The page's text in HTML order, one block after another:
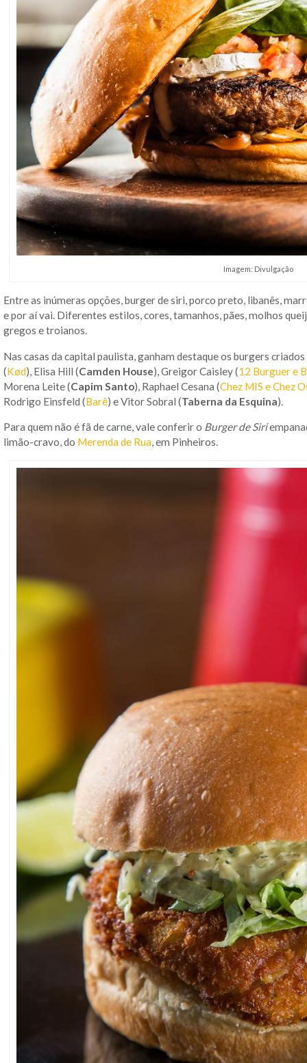
Imagem: Divulgação
Entre as inúmeras opções, burger de siri, porco preto, libanês,
e por aí vai. Diferentes estilos, cores, tamanhos, pães, molhos
gregos e troianos.
Nas casas da capital paulista, ganham destaque os burgers
(Kød), Elisa Hill (Camden House), Greigor Caisley (12 Burguer e
Morena Leite (Capim Santo), Raphael Cesana (Chez MIS e Chez
Rodrigo Einsfeld (Barê) e Vitor Sobral (Taberna da Esquina).
Para quem não é fã de carne, vale conferir o Burger de Siri
limão-cravo, do Merenda de Rua, em Pinheiros.